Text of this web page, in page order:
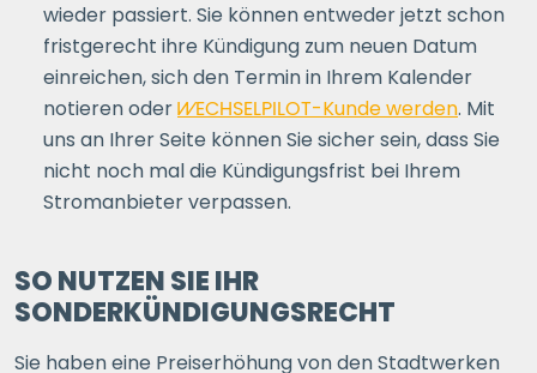
wieder passiert. Sie können entweder jetzt schon
fristgerecht ihre Kündigung zum neuen Datum
einreichen, sich den Termin in Ihrem Kalender
notieren oderWECHSELPILOT-Kunde werden. Mit
uns an Ihrer Seite können Sie sicher sein, dass Sie
nicht noch mal die Kündigungsfrist bei Ihrem
Stromanbieter verpassen.
SO NUTZEN SIE IHR
SONDERKÜNDIGUNGSRECHT
Sie haben eine Preiserhöhung von den Stadtwerken